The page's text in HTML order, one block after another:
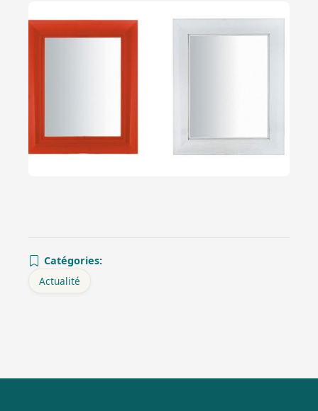
Catégories:
Actualité